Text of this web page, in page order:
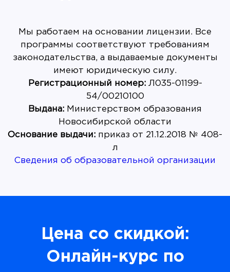
Мы работаем на основании лицензии. Все
программы соответствуют требованиям
законодательства, а выдаваемые документы
имеют юридическую силу.
Регистрационный номер:Л035-01199-
Выдана: Министерством образования
Основание выдачи: приказ от 21.12.2018 № 408-
Сведения об образовательной организации
Цена со скидкой:
Онлайн-курс по